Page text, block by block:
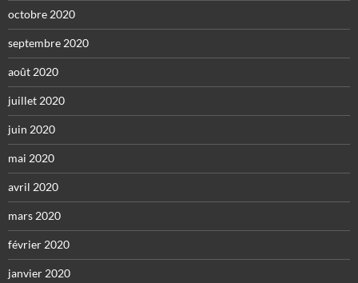
octobre 2020
septembre 2020
août 2020
juillet 2020
juin 2020
mai 2020
avril 2020
mars 2020
février 2020
janvier 2020